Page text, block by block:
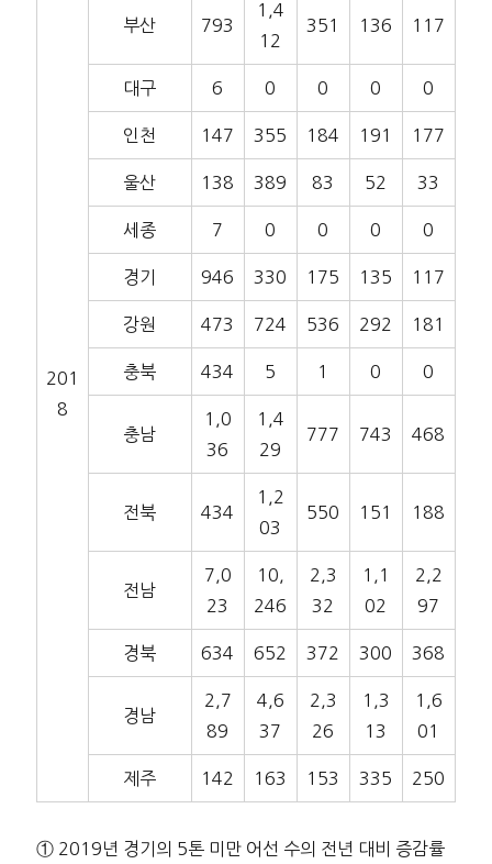
201
8
부산 793
1,4
12
351 136 117
대구 6 0 0 0 0
인천 147 355 184 191 177
울산 138 389 83 52 33
세종 7 0 0 0 0
경기 946 330 175 135 117
강원 473 724 536 292 181
충북 434 5 1 0 0
충남
1,0
36
1,4
29
777 743 468
전북 434
1,2
03
550 151 188
전남
7,0
23
10,
246
2,3
32
1,1
02
2,2
97
경북 634 652 372 300 368
경남
2,7
89
4,6
37
2,3
26
1,3
13
1,6
01
제주 142 163 153 335 250
① 2019년 경기의 5톤 미만 어선 수의 전년 대비 증감률